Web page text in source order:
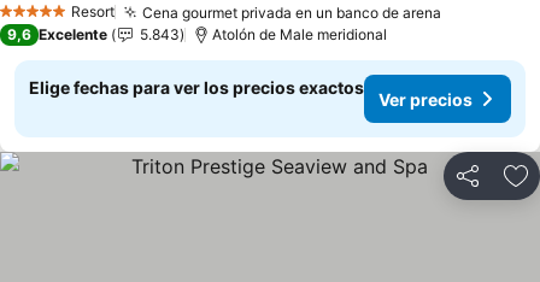
5 Estrellas Resort Cena gourmet privada en un banco de arena
9,6 Excelente 5.843 Atolón de Male meridional
Elige fechas para ver los precios exactos
Ver precios
Compartir